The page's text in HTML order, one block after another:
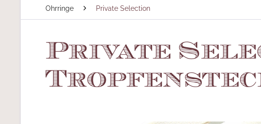
Ohrringe Private Selection
Private